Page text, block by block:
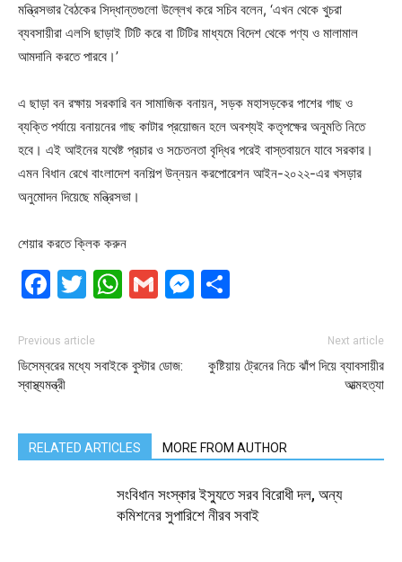
মন্ত্রিসভার বৈঠকের সিদ্ধান্তগুলো উল্লেখ করে সচিব বলেন, ‘এখন থেকে খুচরা
ব্যবসায়ীরা এলসি ছাড়াই টিটি করে বা টিটির মাধ্যমে বিদেশ থেকে পণ্য ও মালামাল
আমদানি করতে পারবে।’
এ ছাড়া বন রক্ষায় সরকারি বন সামাজিক বনায়ন, সড়ক মহাসড়কের পাশের গাছ ও
ব্যক্তি পর্যায়ে বনায়নের গাছ কাটার প্রয়োজন হলে অবশ্যই কতৃপক্ষের অনুমতি নিতে
হবে। এই আইনের যথেষ্ট প্রচার ও সচেতনতা বৃদ্ধির পরেই বাস্তবায়নে যাবে সরকার।
এমন বিধান রেখে বাংলাদেশ বনশিল্প উন্নয়ন করপোরেশন আইন-২০২২-এর খসড়ার
অনুমোদন দিয়েছে মন্ত্রিসভা।
শেয়ার করতে ক্লিক করুন
Facebook
Twitter
WhatsApp
GmailMessenger
Previous article
ডিসেম্বরের মধ্যে সবাইকে বুস্টার ডোজ:
স্বাস্থ্যমন্ত্রী
Next article
কুষ্টিয়ায় ট্রেনের নিচে ঝাঁপ দিয়ে ব্যাবসায়ীর
আত্মহত্যা
RELATED ARTICLES MORE FROM AUTHOR
সংবিধান সংস্কার ইস্যুতে সরব বিরোধী দল, অন্য
কমিশনের সুপারিশে নীরব সবাই